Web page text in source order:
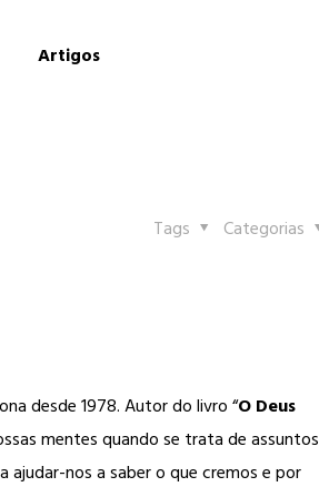
Artigos
Categorias
Tags
desde 1978. Autor do livro “O Deus
mentes quando se trata de assuntos
ajudar-nos a saber o que cremos e por